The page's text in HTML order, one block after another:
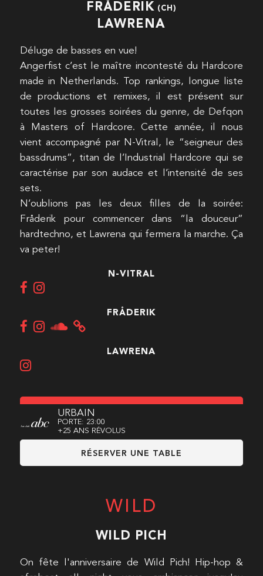
FRÅDERIK(CH)
LAWRENA
Déluge de basses en vue!
Angerfist c’est le maître incontesté du Hardcore
made in Netherlands. Top rankings, longue liste
de productions et remixes, il est présent sur
toutes les grosses soirées du genre, de Defqon
à Masters of Hardcore. Cette année, il nous
vient accompagné par N-Vitral, le “seigneur des
bassdrums”, titan de l’Industrial Hardcore qui se
caractérise par son audace et l’intensité de ses
sets.
N’oublions pas les deux filles de la soirée:
Fråderik pour commencer dans “la douceur”
hardtechno, et Lawrena qui fermera la marche. Ça
va peter!
N-VITRAL
FRÅDERIK
LAWRENA
URBAIN
PORTE: 23:00
+25 ANS RÉVOLUS
RÉSERVER UNE TABLE
WILD
WILD PICH
On fête l'anniversaire de Wild Pich! Hip-hop &